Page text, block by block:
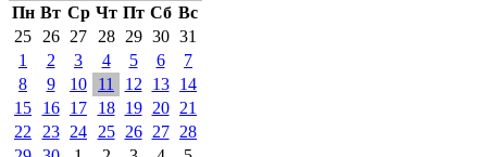
Пн Вт Ср Чт Пт Сб Вс
25
26 27 28 29 30 31
1
2 3 4 5 6
7
8
9 10 11 12 13
14
15
16 17 18 19 20
21
22
23 24 25 26 27
28